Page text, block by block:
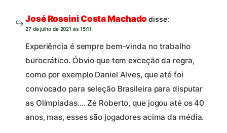
José Rossini Costa Machado disse:
27 de julho de 2021 às 15:11
Experiência é sempre bem-vinda no trabalho
burocrático. Óbvio que tem exceção da regra,
como por exemplo Daniel Alves, que até foi
convocado para seleção Brasileira para disputar
as Olímpiadas…. Zé Roberto, que jogou até os 40
anos, mas, esses são jogadores acima da média.